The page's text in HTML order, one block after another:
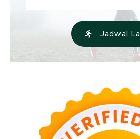
Jadwal